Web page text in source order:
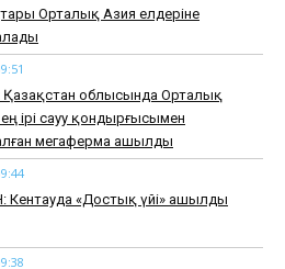
Орталық Азия елдеріне
Қазақстан облысында Орталық
ірі сауу қондырғысымен
мегаферма ашылды
Кентауда «Достық үйі» ашылды